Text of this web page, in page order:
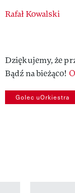
Authors
Rafał Kowalski
Dziękujemy, że
Bądź na bieżąco!
Golec uOrkiestra